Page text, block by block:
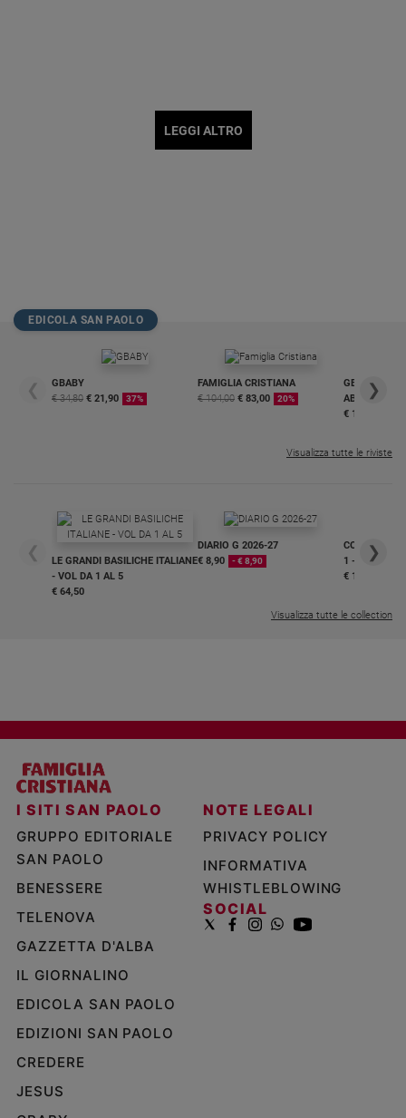
LEGGI ALTRO
EDICOLA SAN PAOLO
❮
GBABY
€ 34,80 € 21,90 37%
FAMIGLIA CRISTIANA
€ 104,00 € 83,00 20%
GBABY
€ 16,99
❯
Visualizza tutte le riviste
❮
LE GRANDI BASILICHE ITALIANE
- VOL DA 1 AL 5
€ 64,50
DIARIO G 2026-27
€ 8,90
- € 8,90
COLLANA
1 - 2
€ 18,50
❯
Visualizza tutte le collection
I SITI SAN PAOLO
GRUPPO EDITORIALE
SAN PAOLO
BENESSERE
TELENOVA
GAZZETTA D'ALBA
IL GIORNALINO
EDICOLA SAN PAOLO
EDIZIONI SAN PAOLO
CREDERE
JESUS
NOTE LEGALI
PRIVACY POLICY
INFORMATIVA
WHISTLEBLOWING
SOCIAL